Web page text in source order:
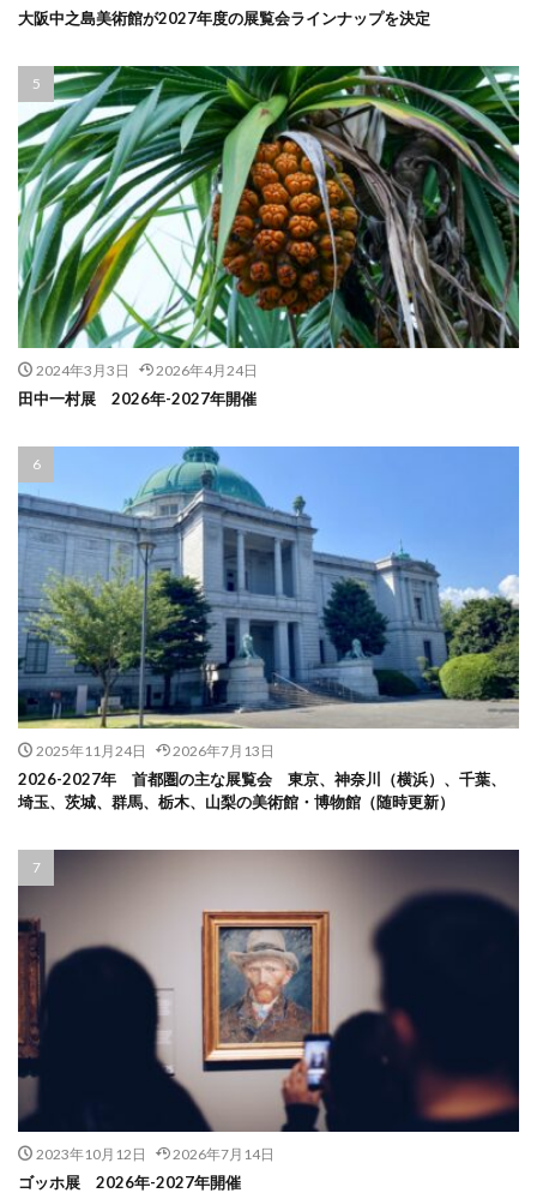
大阪中之島美術館が2027年度の展覧会ラインナップを決定
2024年3月3日 2026年4月24日
田中一村展 2026年-2027年開催
2025年11月24日 2026年7月13日
2026-2027年 首都圏の主な展覧会 東京、神奈川（横浜）、千葉、
埼玉、茨城、群馬、栃木、山梨の美術館・博物館（随時更新）
2023年10月12日 2026年7月14日
ゴッホ展 2026年-2027年開催